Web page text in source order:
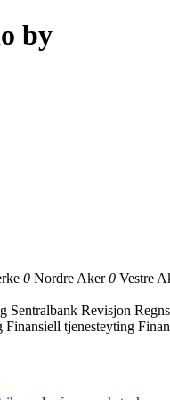
by
0 Nordre Aker0 Vestre
Sentralbank Revisjon
Finansiell tjenesteyting